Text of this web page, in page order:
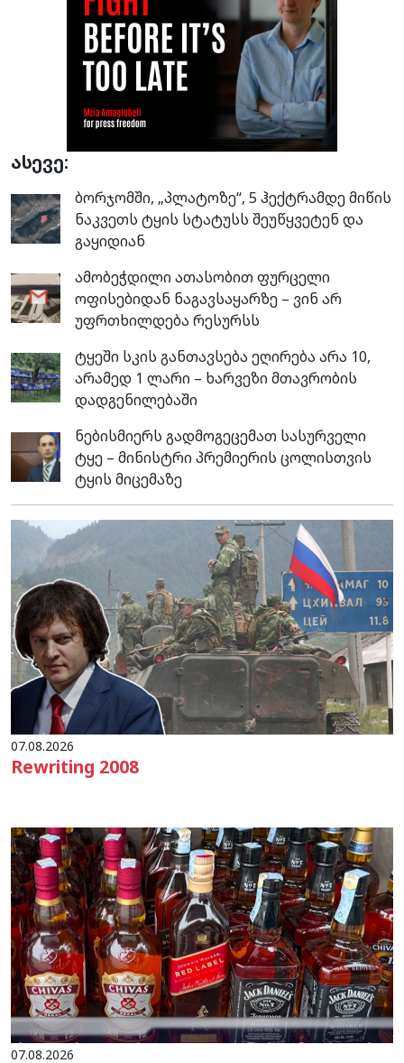
ასევე:
ბორჯომში, „პლატოზე“, 5 ჰექტრამდე მიწის
ნაკვეთს ტყის სტატუსს შეუწყვეტენ და
გაყიდიან
ამობეჭდილი ათასობით ფურცელი
ოფისებიდან ნაგავსაყარზე – ვინ არ
უფრთხილდება რესურსს
ტყეში სკის განთავსება ეღირება არა 10,
არამედ 1 ლარი – ხარვეზი მთავრობის
დადგენილებაში
ნებისმიერს გადმოგეცემათ სასურველი
ტყე – მინისტრი პრემიერის ცოლისთვის
ტყის მიცემაზე
07.08.2026
Rewriting 2008
07.08.2026